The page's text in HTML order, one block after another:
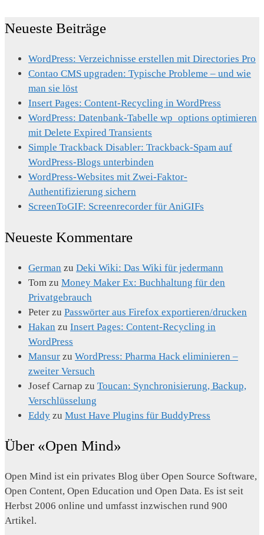
Neueste Beiträge
WordPress: Verzeichnisse erstellen mit Directories Pro
Contao CMS upgraden: Typische Probleme – und wie
man sie löst
Insert Pages: Content-Recycling in WordPress
WordPress: Datenbank-Tabelle wp_options optimieren
mit Delete Expired Transients
Simple Trackback Disabler: Trackback-Spam auf
WordPress-Blogs unterbinden
WordPress-Websites mit Zwei-Faktor-
Authentifizierung sichern
ScreenToGIF: Screenrecorder für AniGIFs
Neueste Kommentare
German zu Deki Wiki: Das Wiki für jedermann
Tom zu Money Maker Ex: Buchhaltung für den
Privatgebrauch
Peter zu Passwörter aus Firefox exportieren/drucken
Hakan zu Insert Pages: Content-Recycling in
WordPress
Mansur zu WordPress: Pharma Hack eliminieren –
zweiter Versuch
Josef Carnap zu Toucan: Synchronisierung, Backup,
Verschlüsselung
Eddy zu Must Have Plugins für BuddyPress
Über «Open Mind»
Open Mind ist ein privates Blog über Open Source Software,
Open Content, Open Education und Open Data. Es ist seit
Herbst 2006 online und umfasst inzwischen rund 900
Artikel.